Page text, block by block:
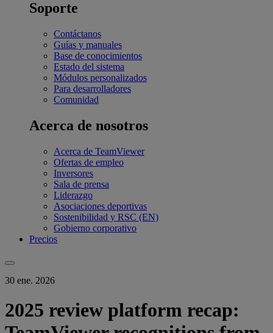
Soporte
Contáctanos
Guías y manuales
Base de conocimientos
Estado del sistema
Módulos personalizados
Para desarrolladores
Comunidad
Acerca de nosotros
Acerca de TeamViewer
Ofertas de empleo
Inversores
Sala de prensa
Liderazgo
Asociaciones deportivas
Sostenibilidad y RSC (EN)
Gobierno corporativo
Precios
30 ene. 2026
2025 review platform recap: